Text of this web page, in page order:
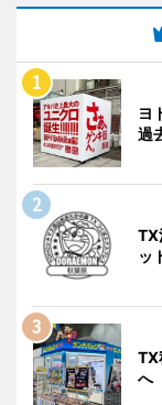
ヨ
過
TX
ッ
TX
へ